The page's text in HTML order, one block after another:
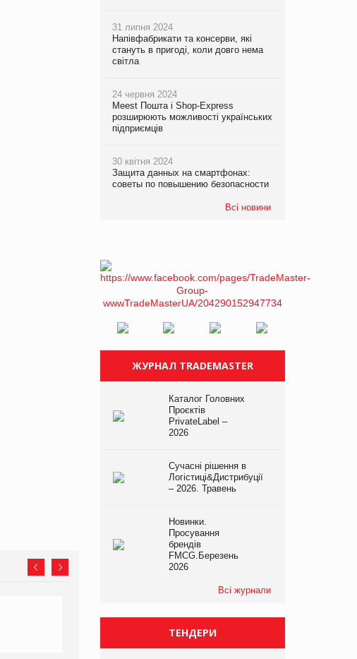
31 липня 2024
Напівфабрикати та консерви, які
стануть в пригоді, коли довго нема
світла
24 червня 2024
Meest Пошта і Shop-Express
розширюють можливості українських
підприємців
30 квітня 2024
Защита данных на смартфонах:
советы по повышению безопасности
Всі новини
ЖУРНАЛ TRADEMASTER
Каталог Головних
Проєктів
PrivateLabel –
2026
Сучасні рішення в
Логістиці&Дистрибуції
– 2026. Травень
Новинки.
Просування
брендів
FMCG.Березень
2026
Всі журнали
ТЕНДЕРИ